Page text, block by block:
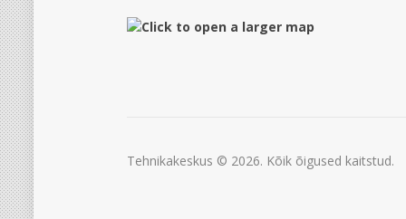
Tehnikakeskus © 2026. Kõik õigused kaitstud.